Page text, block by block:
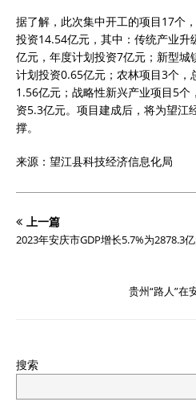
据了解，此次集中开工的项目17个
投资14.54亿元，其中：传统产业
亿元，年度计划投资7亿元；新型
计划投资0.65亿元；农林项目3个，
1.56亿元；战略性新兴产业项目5
资5.3亿元。项目建成后，将为望江
撑。
来源：望江县科技经济信息化局
上一篇
2023年安庆市GDP增长5.7%为2878.3
贵州“路人”在
搜索